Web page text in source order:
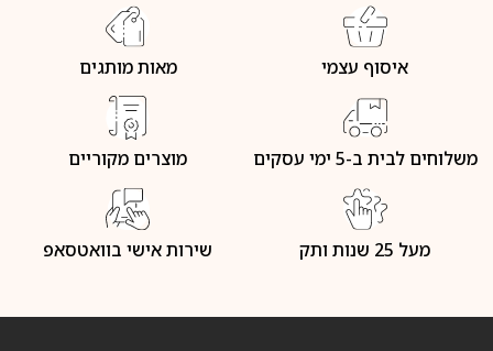
איסוף עצמי מאות מותגים
משלוחים לבית ב-5 ימי עסקים מוצרים מקוריים
מעל 25 שנות ותק שירות אישי בוואטסאפ